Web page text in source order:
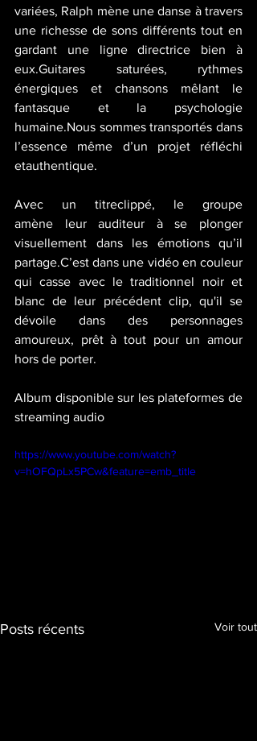
variées, Ralph mène une danse à travers
une richesse de sons différents tout en
gardant une ligne directrice bien à
eux.Guitares saturées, rythmes
énergiques et chansons mêlant le
fantasque et la psychologie
humaine.Nous sommes transportés dans
l’essence même d’un projet réfléchi
etauthentique.
Avec un titreclippé, le groupe
amène leur auditeur à se plonger
visuellement dans les émotions qu’il
partage.C’est dans une vidéo en couleur
qui casse avec le traditionnel noir et
blanc de leur précédent clip, qu'il se
dévoile dans des personnages
amoureux, prêt à tout pour un amour
hors de porter.
Album disponible sur les plateformes de
streaming audio
https://www.youtube.com/watch?
v=hOFQpLx5PCw&feature=emb_title
Posts récents Voir tout